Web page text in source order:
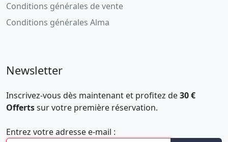
Conditions générales de vente
Conditions générales Alma
Newsletter
Inscrivez-vous dès maintenant et profitez de30 €
Offertssur votre première réservation.
Entrez votre adresse e-mail :